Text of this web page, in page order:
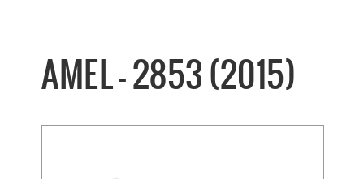
AMEL - 2853 (2015)